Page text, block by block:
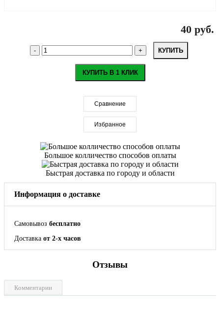
40 руб.
КУПИТЬ
КУПИТЬ В 1 КЛИК
Сравнение
Избранное
Большое колличество способов оплаты
Быстрая доставка по городу и области
Информация о доставке
Самовывоз бесплатно
Доставка от 2-х часов
Отзывы
Комментарии